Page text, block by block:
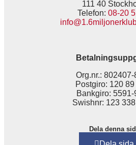
111 40
Telefon: 08-20
Org.nr.:
Postgiro: 120 89
Bankgiro: 5591-
Swishnr: 123
Dela denna